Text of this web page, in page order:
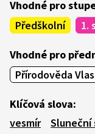
Vhodné pro
Předškolní
1.
Vhodné pro
Přírodověda
Klíčová slova:
vesmír
Sluneční